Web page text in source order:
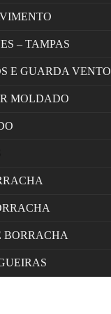
– TAMPAS
E GUARDA VENTO
MOLDADO
BORRACHA